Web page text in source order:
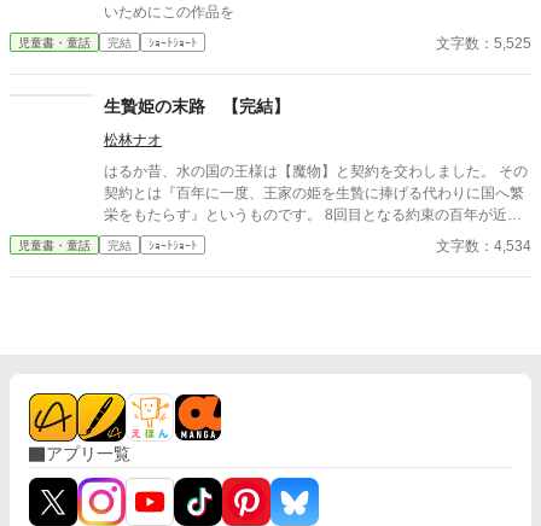
いためにこの作品を
児童書・童話 完結 ｼｮｰﾄｼｮｰﾄ 文字数：5,525
生贄姫の末路 【完結】
松林ナオ
はるか昔、水の国の王様は【魔物】と契約を交わしました。 その
契約とは『百年に一度、王家の姫を生贄に捧げる代わりに国へ繁
栄をもたらす』というものです。 8回目となる約束の百年が近付
く水の国には、双子のお姫様がいます。 ひとりは金色の髪をも
つ、活発で愛らしい金のお姫様。 もうひとりは銀色の髪をもつ、
児童書・童話 完結 ｼｮｰﾄｼｮｰﾄ 文字数：4,534
アプリ一覧